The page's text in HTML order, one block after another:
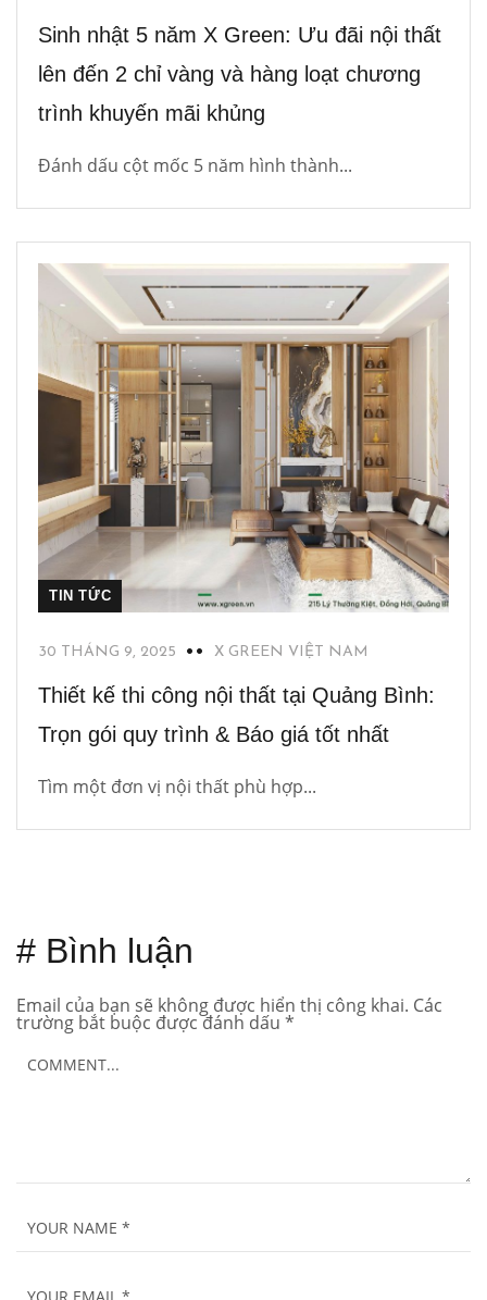
Sinh nhật 5 năm X Green: Ưu đãi nội thất
lên đến 2 chỉ vàng và hàng loạt chương
trình khuyến mãi khủng
Đánh dấu cột mốc 5 năm hình thành...
TIN TỨC
30 THÁNG 9, 2025 X GREEN VIỆT NAM
Thiết kế thi công nội thất tại Quảng Bình:
Trọn gói quy trình & Báo giá tốt nhất
Tìm một đơn vị nội thất phù hợp...
# Bình luận
Email của bạn sẽ không được hiển thị công khai. Các
trường bắt buộc được đánh dấu *